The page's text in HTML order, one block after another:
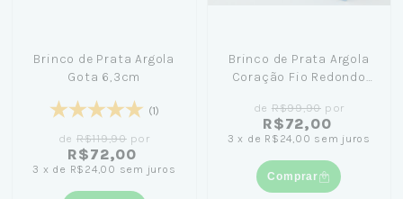
Brinco de Prata Argola
Gota 6,3cm
(1)
de R$119,90por
R$72,00
3 x de R$24,00 sem juros
Brinco de Prata Argola
Coração Fio Redondo
de R$99,90 por
R$72,00
3 x de R$24,00 sem juros
Comprar